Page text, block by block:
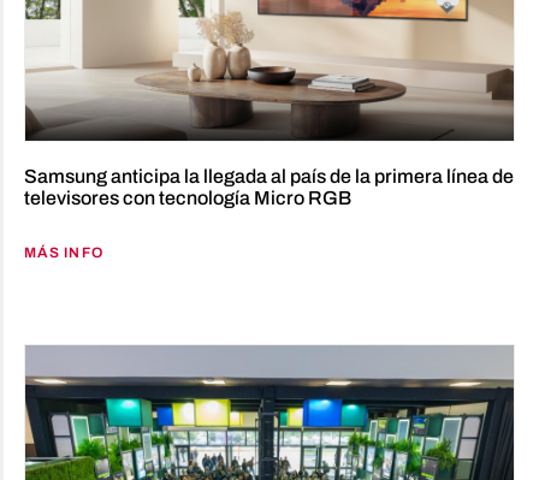
Samsung anticipa la llegada al país de la primera línea de
televisores con tecnología Micro RGB
MÁS INFO